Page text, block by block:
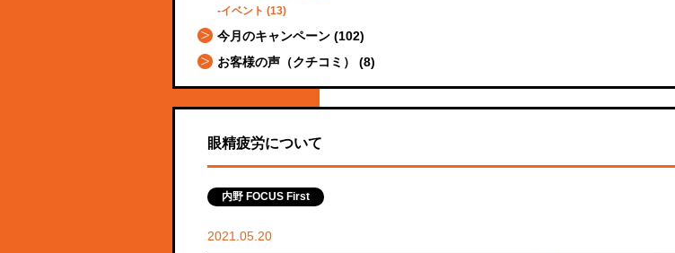
イベント (13)
今月のキャンペーン (102)
お客様の声（クチコミ）
(8)
眼精疲労について
内野 FOCUS First
2021.05.20